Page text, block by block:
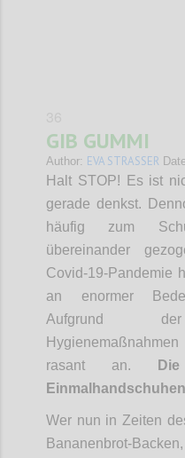
GIB GUMMI
Author: EVA STRASSER
Halt STOP! Es ist
gerade denkst.
häufig zum
übereinander
Covid-19-Pandemie
an enormer
Aufgrund der
rasant an.
Wer nun in Zeiten
Bananenbrot-